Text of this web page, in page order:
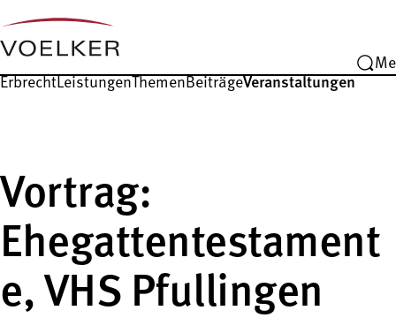
ErbrechtLeistungenThemenBeiträgeVeranstaltungen
Vortrag:
Ehegattentestament
e, VHS Pfullingen